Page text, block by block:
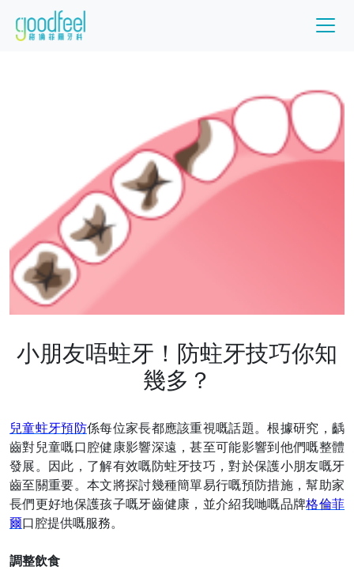
小朋友唔蛀牙！防蛀牙技巧你知
幾多？
兒童蛀牙預防係每位家長都應該重視嘅話題。根據研究，齲
齒對兒童嘅口腔健康影響深遠，甚至可能影響到他們嘅整體
發展。因此，了解有效嘅防蛀牙技巧，對於保護小朋友嘅牙
齒至關重要。本文將探討幾種簡單易行嘅預防措施，幫助家
長們更好地保護孩子嘅牙齒健康，並介紹我哋嘅品牌格倫菲
爾口腔提供嘅服務。
調整飲食